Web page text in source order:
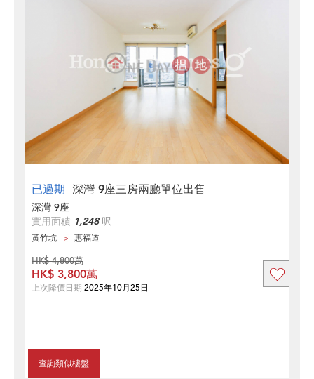
已過期 深灣 9座三房兩廳單位出售
深灣 9座
實用面積 1,248呎
黃竹坑 惠福道
查詢類似樓盤
HK$ 4,800萬
HK$ 3,800萬
上次降價日期 2025年10月25日